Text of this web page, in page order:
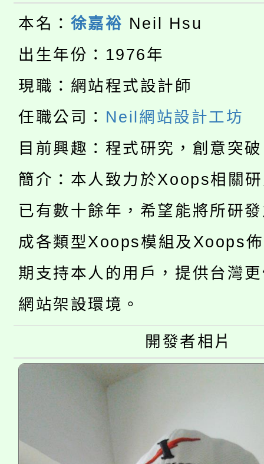
半價優惠，詳情可洽有
者。
份教師增能研習
大溪自造教育及科技中
份教師研習
淨零綠生活教案入校路
會
115年食農教育專業人
程
「本色祭」8/29、30在
場熱烈登場!
8/21下午1時於龍潭區
徵才活動。
YOUNG桃局內行報名
局官網。
8月14至27日，桃園電
開!
115年桃園市運動會8/
田徑場及游泳池舉行。
桃園市低收入戶享有免
視費優惠，中低收入戶
半價優惠，詳情可洽有
者。
大園自造教育及科技中
份教師增能研習
大溪自造教育及科技中
份教師研習
淨零綠生活教案入校路
會
115年食農教育專業人
本名： 徐嘉裕 Neil Hsu
出生年份：1976年
現職：網站程式設計師
任職公司： Neil網站設計工坊
目前興趣：程式研究，創意突
簡介：本人致力於Xoops相關
已有數十餘年，希望能將所研
成各類型Xoops模組及Xoops
期支持本人的用戶，提供台灣
網站架設環境。
開發者相片